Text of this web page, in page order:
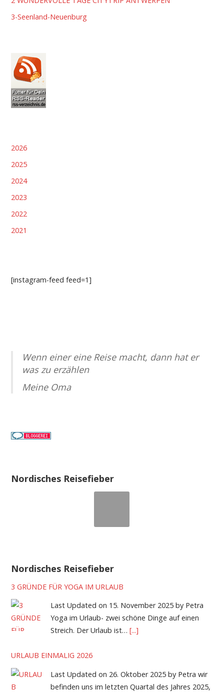
3-Seenland-Neuenburg
2026
2025
2024
2023
2022
2021
[instagram-feed feed=1]
Wenn einer eine Reise macht, dann hat er
was zu erzählen
Meine Oma
Nordisches Reisefieber
Nordisches Reisefieber
3 GRÜNDE FÜR YOGA IM URLAUB
Last Updated on 15. November 2025 by Petra
Yoga im Urlaub- zwei schöne Dinge auf einen
Streich. Der Urlaub ist… [...]
URLAUB EINMALIG 2026
Last Updated on 26. Oktober 2025 by Petra wir
befinden uns im letzten Quartal des Jahres 2025,